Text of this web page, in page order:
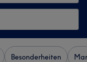
Besonderheiten